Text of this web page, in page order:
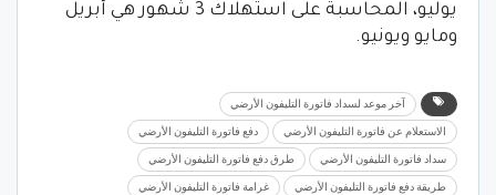
يوليو، المحاسبة على استهلاك 3 شهور هي أبريل
ومايو ويونيو.
آخر موعد لسداد فاتورة التليفون الأرضي
الاستعلام عن فاتورة التليفون الأرضي دفع فاتورة التليفون الأرضي
سداد فاتورة التليفون الأرضي طرق دفع فاتورة التليفون الأرضي
طريقة دفع فاتورة التليفون الأرضي غرامة فاتورة التليفون الأرضي